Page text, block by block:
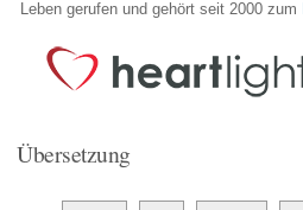
Leben gerufen und gehört seit 2000 zum
Übersetzung